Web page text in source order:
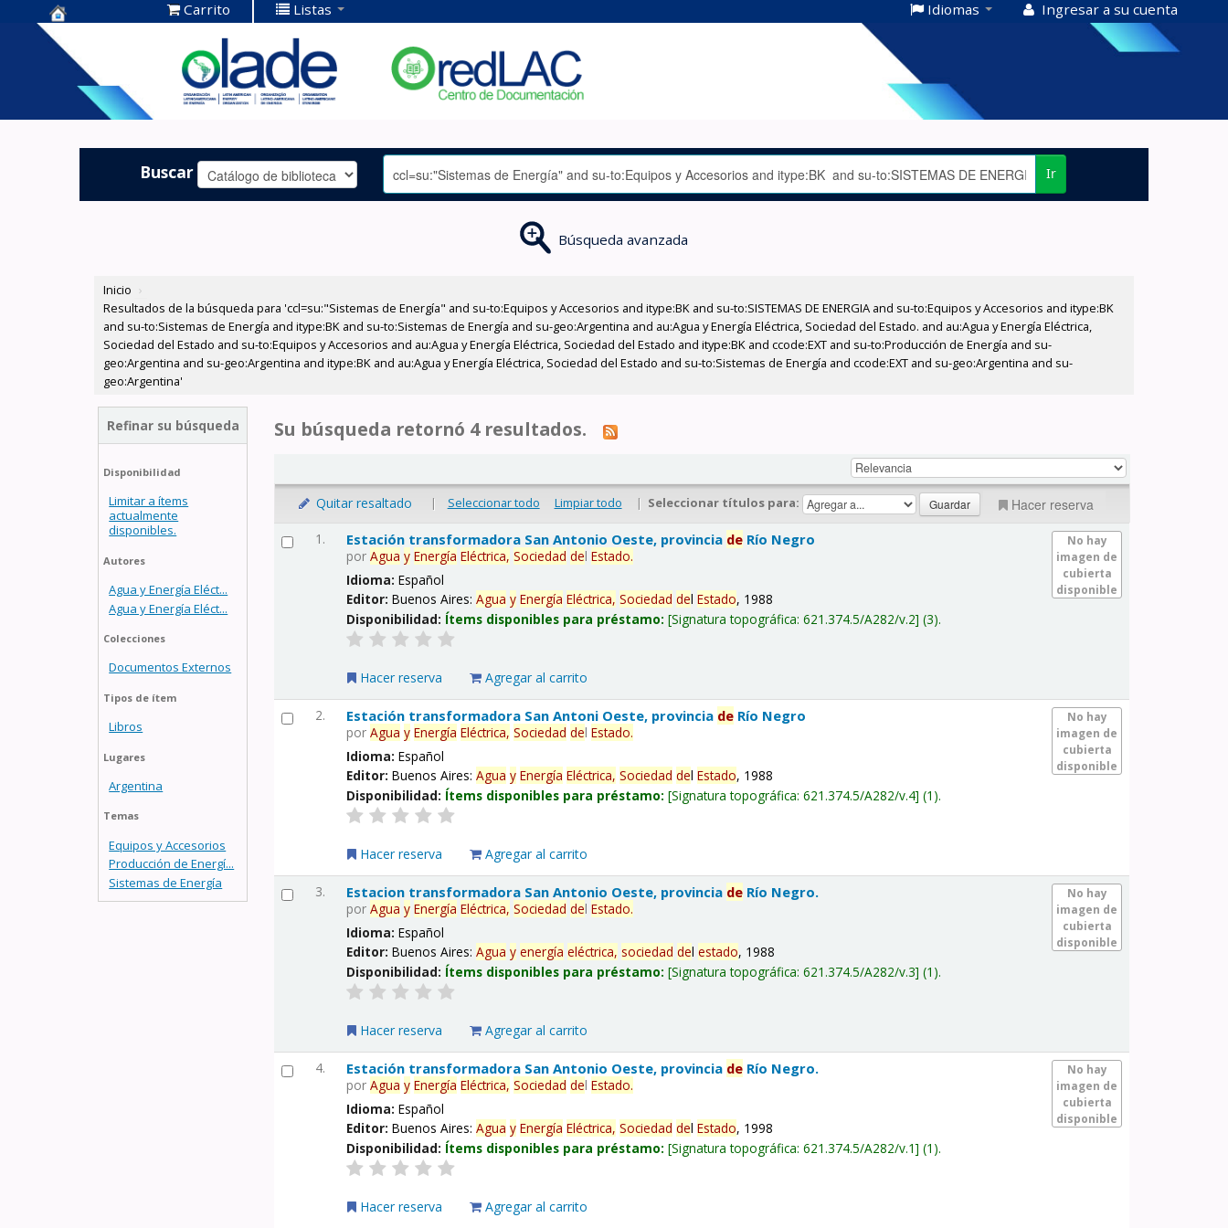
Centro de
Documentación
OLADE -
Carrito Listas Idiomas Ingresar a su cuenta
Buscar Ir
Búsqueda avanzada
Inicio ›
Resultados de la búsqueda para 'ccl=su:"Sistemas de Energía" and su-to:Equipos y Accesorios and itype:BK and su-to:SISTEMAS DE ENERGIA and su-to:Equipos y Accesorios and itype:BK
and su-to:Sistemas de Energía and itype:BK and su-to:Sistemas de Energía and su-geo:Argentina and au:Agua y Energía Eléctrica, Sociedad del Estado. and au:Agua y Energía Eléctrica,
Sociedad del Estado and su-to:Equipos y Accesorios and au:Agua y Energía Eléctrica, Sociedad del Estado and itype:BK and ccode:EXT and su-to:Producción de Energía and su-
geo:Argentina and su-geo:Argentina and itype:BK and au:Agua y Energía Eléctrica, Sociedad del Estado and su-to:Sistemas de Energía and ccode:EXT and su-geo:Argentina and su-
geo:Argentina'
Refinar su búsqueda
Disponibilidad
Limitar a ítems
actualmente
disponibles.
Autores
Agua y Energía Eléct...
Agua y Energía Eléct...
Colecciones
Documentos Externos
Tipos de ítem
Libros
Lugares
Argentina
Temas
Equipos y Accesorios
Producción de Energí...
Sistemas de Energía
Su búsqueda retornó 4 resultados.
Quitar resaltado | Seleccionar todo Limpiar todo | Seleccionar títulos para: Hacer reserva
1.
No hay
imagen de
cubierta
disponible
Estación transformadora San Antonio Oeste, provincia de Río Negro
porAgua y Energía Eléctrica, Sociedad delEstado.
Idioma:Español
Editor:Buenos Aires:Agua y Energía Eléctrica, Sociedad delEstado, 1988
Disponibilidad: Ítems disponibles para préstamo: Signatura topográfica:621.374.5/A282/v.2 (3).
Hacer reserva Agregar al carrito
2.
No hay
imagen de
cubierta
disponible
Estación transformadora San Antoni Oeste, provincia de Río Negro
porAgua y Energía Eléctrica, Sociedad delEstado.
Idioma:Español
Editor:Buenos Aires:Agua y Energía Eléctrica, Sociedad delEstado, 1988
Disponibilidad: Ítems disponibles para préstamo: Signatura topográfica:621.374.5/A282/v.4 (1).
Hacer reserva Agregar al carrito
3.
No hay
imagen de
cubierta
disponible
Estacion transformadora San Antonio Oeste, provincia de Río Negro.
porAgua y Energía Eléctrica, Sociedad delEstado.
Idioma:Español
Editor:Buenos Aires:Agua y energía eléctrica, sociedad delestado, 1988
Disponibilidad: Ítems disponibles para préstamo: Signatura topográfica:621.374.5/A282/v.3 (1).
Hacer reserva Agregar al carrito
4.
No hay
imagen de
cubierta
disponible
Estación transformadora San Antonio Oeste, provincia de Río Negro.
porAgua y Energía Eléctrica, Sociedad delEstado.
Idioma:Español
Editor:Buenos Aires:Agua y Energía Eléctrica, Sociedad delEstado, 1998
Disponibilidad: Ítems disponibles para préstamo: Signatura topográfica:621.374.5/A282/v.1 (1).
Hacer reserva Agregar al carrito